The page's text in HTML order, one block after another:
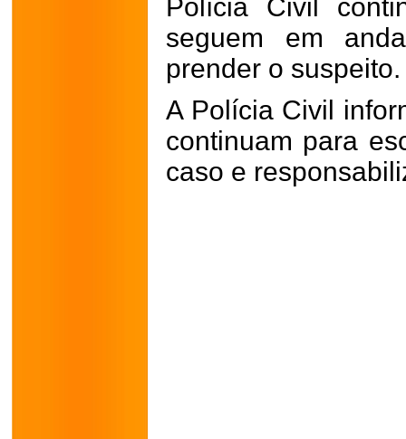
Polícia Civil
seguem em
prender o suspeito.
A Polícia Civil
continuam para
caso e